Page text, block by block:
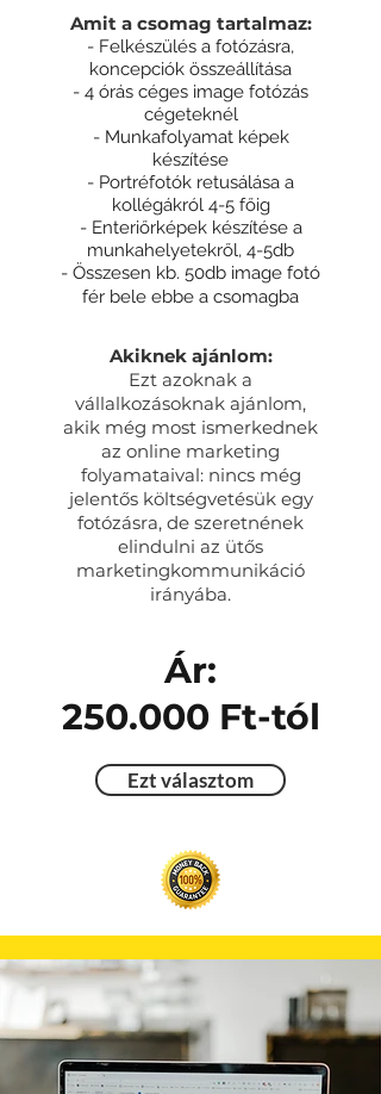
Amit a csomag tartalmaz:
- Felkészülés a fotózásra,
koncepciók összeállítása
- 4 órás céges image fotózás
cégeteknél
- Munkafolyamat képek
készítése
- Portréfotók retusálása a
kollégákról 4-5 főig
- Enteriőrképek készítése a
munkahelyetekről, 4-5db
- Összesen kb. 50db image fotó
fér bele ebbe a csomagba
Akiknek ajánlom:
Ezt azoknak a
vállalkozásoknak ajánlom,
akik még most ismerkednek
az online marketing
folyamataival: nincs még
jelentős költségvetésük egy
fotózásra, de szeretnének
elindulni az ütős
marketingkommunikáció
irányába.
Ár:
250.000 Ft-tól
Ezt választom